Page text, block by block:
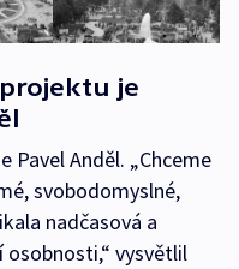
je
Anděl. „Chceme
svobodomyslné,
nadčasová a
vysvětlil